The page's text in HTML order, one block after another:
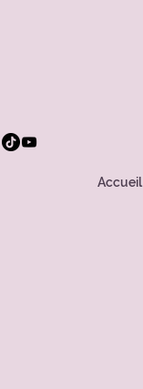
Accueil